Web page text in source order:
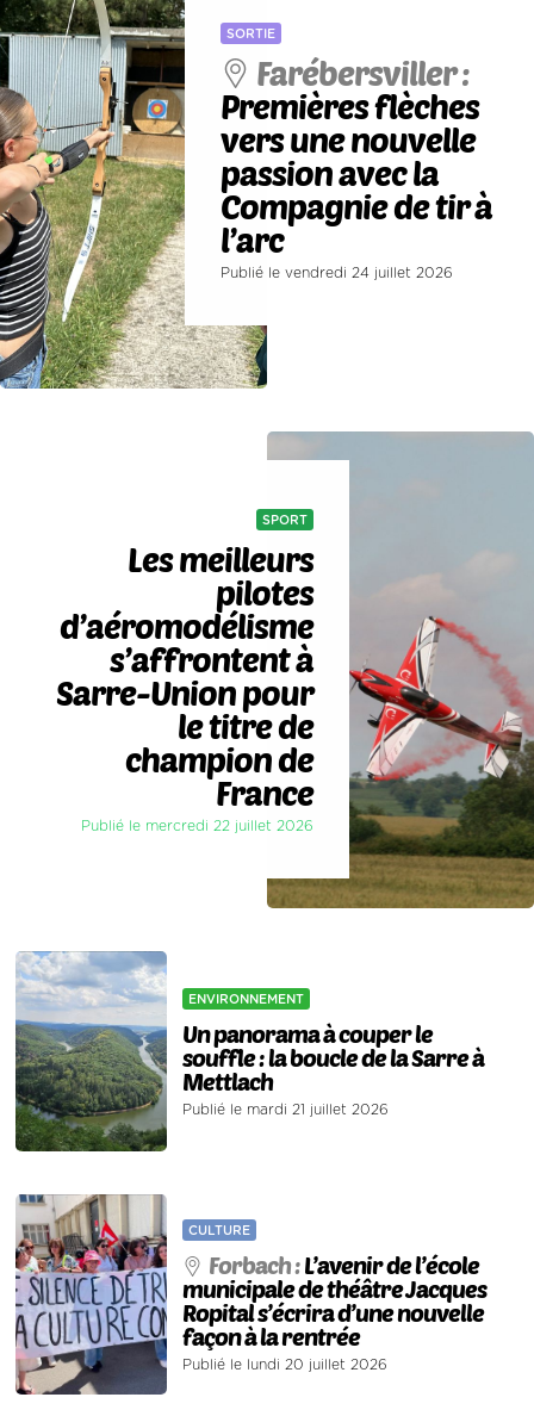
SORTIE
Farébersviller :
Premières flèches
vers une nouvelle
passion avec la
Compagnie de tir à
l’arc
Publié le vendredi 24 juillet 2026
SPORT
Les meilleurs
pilotes
d’aéromodélisme
s’affrontent à
Sarre-Union pour
le titre de
champion de
France
Publié le mercredi 22 juillet 2026
ENVIRONNEMENT
Un panorama à couper le
souffle : la boucle de la Sarre à
Mettlach
Publié le mardi 21 juillet 2026
CULTURE
Forbach :L’avenir de l’école
municipale de théâtre Jacques
Ropital s’écrira d’une nouvelle
façon à la rentrée
Publié le lundi 20 juillet 2026